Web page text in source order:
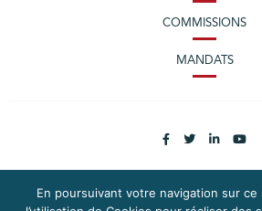
COMMISSIONS
MANDATS
En poursuivant votre navigation sur